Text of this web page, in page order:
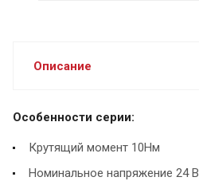
Описание
Особенности серии:
Крутящий момент 10Нм
Номинальное напряжение 24 В